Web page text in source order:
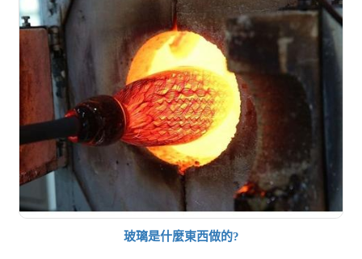
玻璃是什麼東西做的?